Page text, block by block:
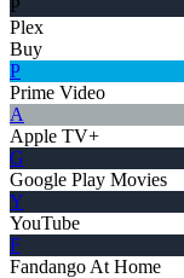
P
Plex
Buy
P
Prime Video
A
Apple TV+
G
Google Play Movies
Y
YouTube
F
Fandango At Home